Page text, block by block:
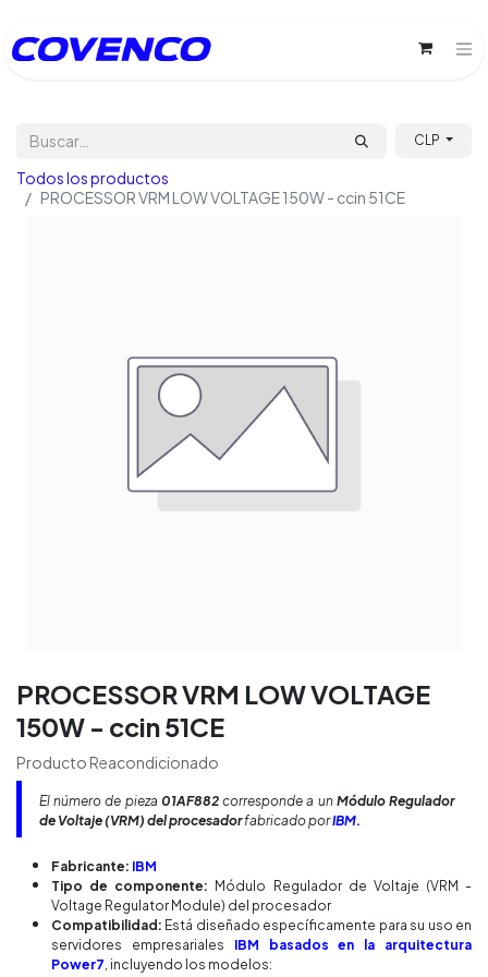
CLP
Todos los productos
PROCESSOR VRM LOW VOLTAGE 150W - ccin 51CE
PROCESSOR VRM LOW VOLTAGE
150W - ccin 51CE
Producto Reacondicionado
El número de pieza 01AF882corresponde a un Módulo Regulador
de Voltaje (VRM) del procesadorfabricado porIBM.
Fabricante: IBM
Tipo de componente: Módulo Regulador de Voltaje (VRM -
Voltage Regulator Module) del procesador
Compatibilidad: Está diseñado específicamente para su uso en
servidores empresariales IBM basados en la arquitectura
Power7, incluyendo los modelos: